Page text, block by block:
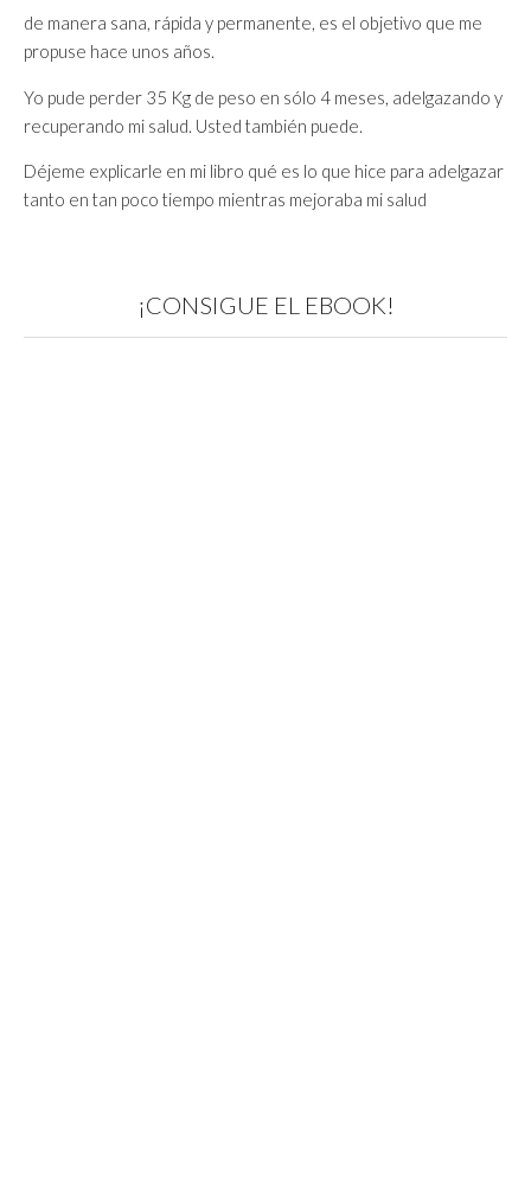
de manera sana, rápida y permanente, es el objetivo que me
propuse hace unos años.
Yo pude perder 35 Kg de peso en sólo 4 meses, adelgazando y
recuperando mi salud. Usted también puede.
Déjeme explicarle en mi libro qué es lo que hice para adelgazar
tanto en tan poco tiempo mientras mejoraba mi salud
¡CONSIGUE EL EBOOK!